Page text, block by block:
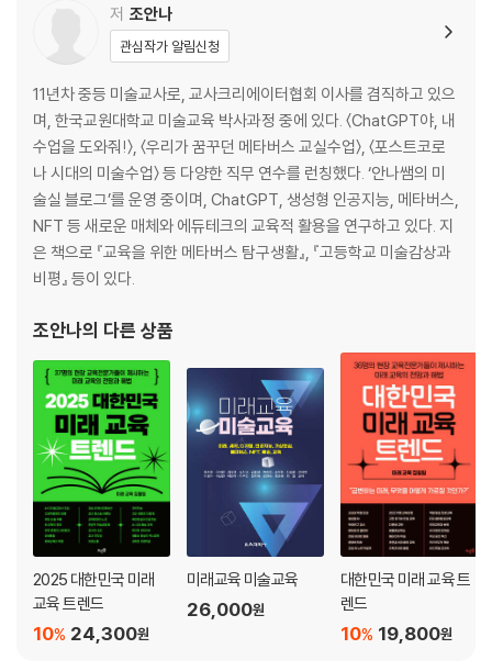
09. 카카오 이모티콘 제안하기
10. 네이버 OGQ 도전하기
제3부. 나만의 개성 있는 캐릭터 만들기
11. 캐릭터 제작 준비하기
12. 2등신 기본 캐릭터 만들기
13. 3등신 기본 캐릭터 만들기
14. 캐릭터를 더 개성 있게 표현하기
15. 내가 만든 캐릭터 저작권 등록하기
17. 인스타툰 캐릭터 그리기
18. 컷 구성과 화면 연출
19. 스토리보드 작성에서 러프스케치하기
20. 편집, 선화 작업, 그리고 대사 넣기
21. 채색과 업로드
제5부. 내 그림으로 나만의 굿즈 만들기
22. 굿즈 제작 과정 이해하기
23. 네모 모양 굿즈, 메모지 제작하기
24. 이미지 파일로 클립보드와 미니배너 제작하기
저 조안나
관심작가 알림신청
11년차 중등 미술교사로, 교사크리에이터협회 이사를 겸직하고 있으
며, 한국교원대학교 미술교육 박사과정 중에 있다. 〈ChatGPT야, 내
수업을 도와줘!〉, 〈우리가 꿈꾸던 메타버스 교실수업〉, 〈포스트코로
나 시대의 미술수업〉 등 다양한 직무 연수를 런칭했다. ‘안나쌤의 미
술실 블로그’를 운영 중이며, ChatGPT, 생성형 인공지능, 메타버스,
NFT 등 새로운 매체와 에듀테크의 교육적 활용을 연구하고 있다. 지
은 책으로 『교육을 위한 메타버스 탐구생활』, 『고등학교 미술감상과
비평』 등이 있다.
조안나의 다른 상품
2025 대한민국 미래
교육 트렌드
24,300원
10%
미래교육 미술교육
26,000원
대한민국 미래 교육 트
렌드
19,800원
10%